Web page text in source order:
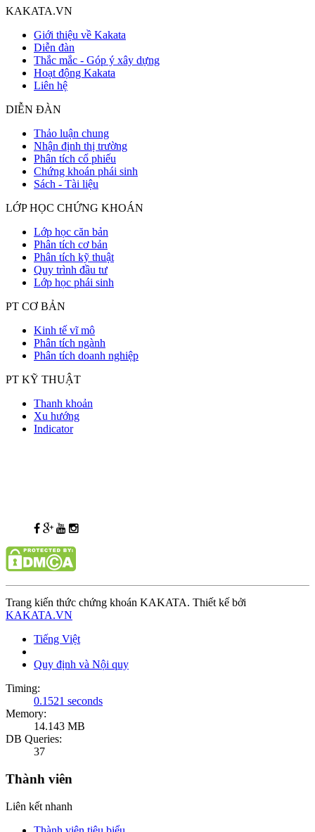
KAKATA.VN
Giới thiệu về Kakata
Diễn đàn
Thắc mắc - Góp ý xây dựng
Hoạt động Kakata
Liên hệ
DIỄN ĐÀN
Thảo luận chung
Nhận định thị trường
Phân tích cổ phiếu
Chứng khoán phái sinh
Sách - Tài liệu
LỚP HỌC CHỨNG KHOÁN
Lớp học căn bản
Phân tích cơ bản
Phân tích kỹ thuật
Quy trình đầu tư
Lớp học phái sinh
PT CƠ BẢN
Kinh tế vĩ mô
Phân tích ngành
Phân tích doanh nghiệp
PT KỸ THUẬT
Thanh khoản
Xu hướng
Indicator
Trang kiến thức chứng khoán KAKATA. Thiết kế bởi
KAKATA.VN
Tiếng Việt
Quy định và Nội quy
Timing:
0.1521 seconds
Memory:
14.143 MB
DB Queries:
37
Thành viên
Liên kết nhanh